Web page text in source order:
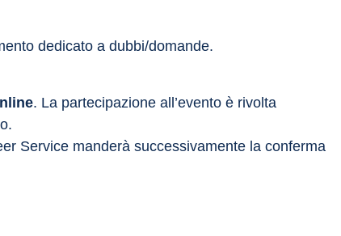
dedicato a dubbi/domande.
. La partecipazione all’evento è rivolta
Service manderà successivamente la conferma